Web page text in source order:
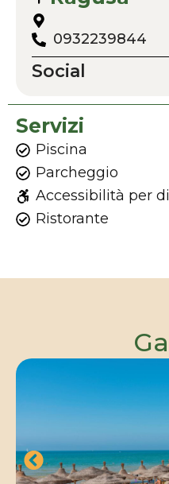
0932239844
Social
Servizi
Piscina
Parcheggio
Accessibilità per
Ristorante